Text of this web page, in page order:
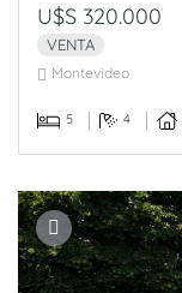
U$S 320.000
VENTA
Montevideo
5 4